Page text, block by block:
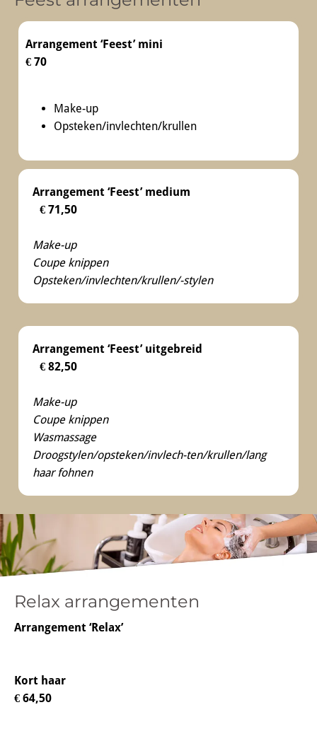
Arrangement ‘Feest’ mini
€ 70
Make-up
Opsteken/invlechten/krullen
Arrangement ‘Feest’ medium
€ 71,50
Make-up
Coupe knippen
Opsteken/invlechten/krullen/-stylen
Arrangement ‘Feest’ uitgebreid
€ 82,50
Make-up
Coupe knippen
Wasmassage
Droogstylen/opsteken/invlech-ten/krullen/lang
haar fohnen
Relax arrangementen
Arrangement ‘Relax’
Kort haar
€ 64,50